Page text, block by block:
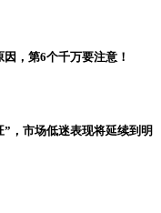
，第6个千万要注意！
，市场低迷表现将延续到明